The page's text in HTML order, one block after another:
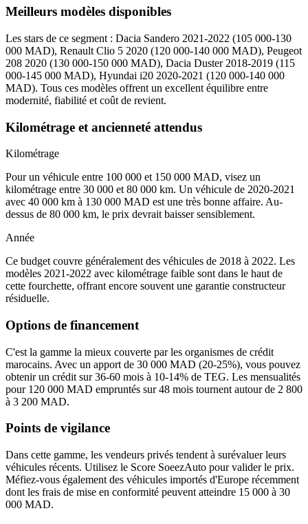
Meilleurs modèles disponibles
Les stars de ce segment : Dacia Sandero 2021-2022 (105 000-130
000 MAD), Renault Clio 5 2020 (120 000-140 000 MAD), Peugeot
208 2020 (130 000-150 000 MAD), Dacia Duster 2018-2019 (115
000-145 000 MAD), Hyundai i20 2020-2021 (120 000-140 000
MAD). Tous ces modèles offrent un excellent équilibre entre
modernité, fiabilité et coût de revient.
Kilométrage et ancienneté attendus
Kilométrage
Pour un véhicule entre 100 000 et 150 000 MAD, visez un
kilométrage entre 30 000 et 80 000 km. Un véhicule de 2020-2021
avec 40 000 km à 130 000 MAD est une très bonne affaire. Au-
dessus de 80 000 km, le prix devrait baisser sensiblement.
Année
Ce budget couvre généralement des véhicules de 2018 à 2022. Les
modèles 2021-2022 avec kilométrage faible sont dans le haut de
cette fourchette, offrant encore souvent une garantie constructeur
résiduelle.
Options de financement
C'est la gamme la mieux couverte par les organismes de crédit
marocains. Avec un apport de 30 000 MAD (20-25%), vous pouvez
obtenir un crédit sur 36-60 mois à 10-14% de TEG. Les mensualités
pour 120 000 MAD empruntés sur 48 mois tournent autour de 2 800
à 3 200 MAD.
Points de vigilance
Dans cette gamme, les vendeurs privés tendent à surévaluer leurs
véhicules récents. Utilisez le Score SoeezAuto pour valider le prix.
Méfiez-vous également des véhicules importés d'Europe récemment
dont les frais de mise en conformité peuvent atteindre 15 000 à 30
000 MAD.